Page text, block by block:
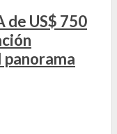
de US$ 750